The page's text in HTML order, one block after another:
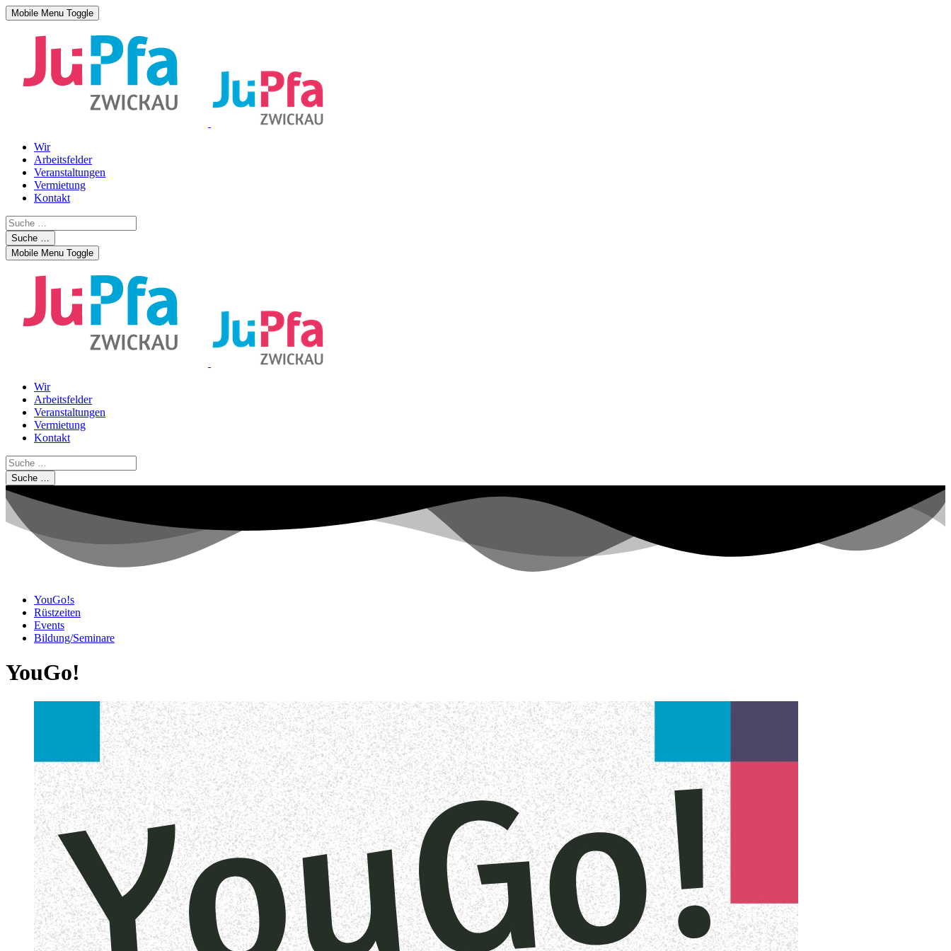
Mobile Menu Toggle
Wir
Arbeitsfelder
Veranstaltungen
Vermietung
Kontakt
Suche …
Mobile Menu Toggle
Wir
Arbeitsfelder
Veranstaltungen
Vermietung
Kontakt
Suche …
YouGo!s
Rüstzeiten
Events
Bildung/Seminare
YouGo!